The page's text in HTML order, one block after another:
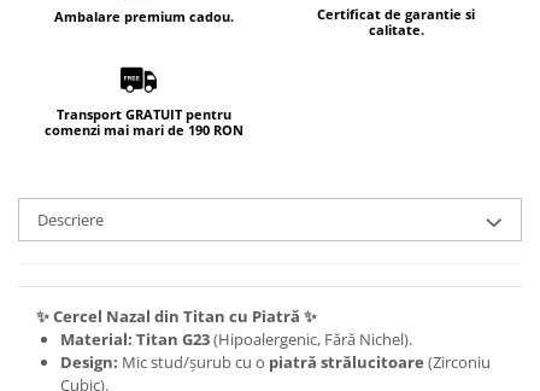
Ambalare premium cadou.
Certificat de garantie si
calitate.
Transport GRATUIT pentru
comenzi mai mari de 190 RON
Descriere
✨ Cercel Nazal din Titan cu Piatră ✨
Material: Titan G23(Hipoalergenic, Fără Nichel).
Design: Mic stud/șurub cu o piatră strălucitoare (Zirconiu
Cubic).